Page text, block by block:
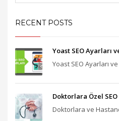
RECENT POSTS
Yoast SEO Ayarları
Yoast SEO Ayarları
Doktorlara Özel SEO
Doktorlara ve